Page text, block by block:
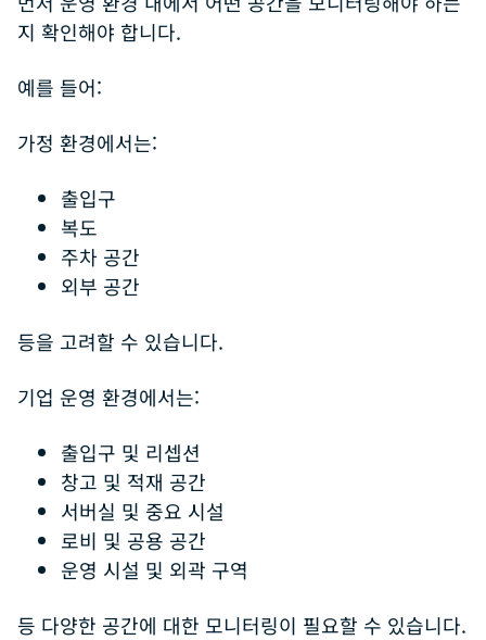
지 확인해야 합니다.
예를 들어:
가정 환경에서는:
출입구
복도
주차 공간
외부 공간
등을 고려할 수 있습니다.
기업 운영 환경에서는:
출입구 및 리셉션
창고 및 적재 공간
서버실 및 중요 시설
로비 및 공용 공간
운영 시설 및 외곽 구역
등 다양한 공간에 대한 모니터링이 필요할 수 있습니다.